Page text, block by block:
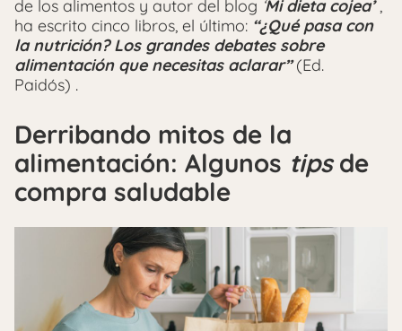
de los alimentos y autor del blog Mi dieta cojea’,
ha escrito cinco libros, el último: “¿Qué pasa con
la nutrición? Los grandes debates sobre
alimentación que necesitas aclarar”(Ed.
Paidós) .
Derribando mitos de la
alimentación: Algunos tipsde
compra saludable